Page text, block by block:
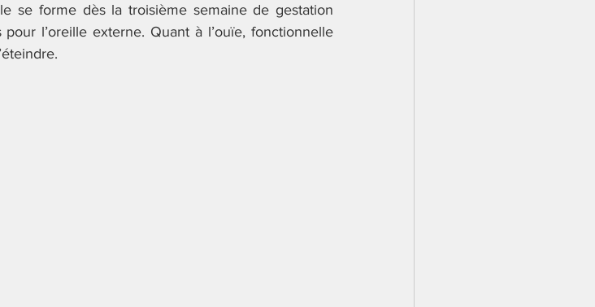
se forme dès la troisième semaine de gestation
l’oreille externe. Quant à l’ouïe, fonctionnelle